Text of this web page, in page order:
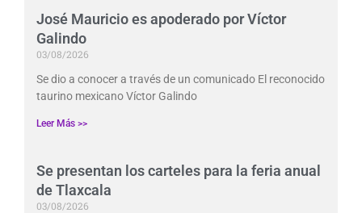
José Mauricio es apoderado por Víctor
Galindo
03/08/2026
Se dio a conocer a través de un comunicado El reconocido
taurino mexicano Víctor Galindo
Leer Más >>
Se presentan los carteles para la feria anual
de Tlaxcala
03/08/2026